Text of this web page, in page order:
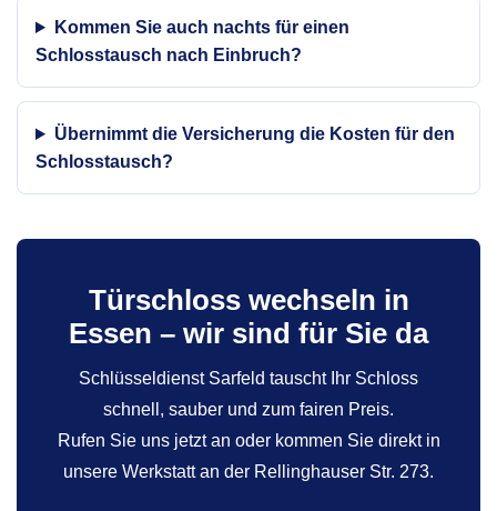
Kommen Sie auch nachts für einen
Schlosstausch nach Einbruch?
Übernimmt die Versicherung die Kosten für den
Schlosstausch?
Türschloss wechseln in
Essen – wir sind für Sie da
Schlüsseldienst Sarfeld tauscht Ihr Schloss
schnell, sauber und zum fairen Preis.
Rufen Sie uns jetzt an oder kommen Sie direkt in
unsere Werkstatt an der Rellinghauser Str. 273.